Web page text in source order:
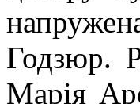
Годзюр.
Марія